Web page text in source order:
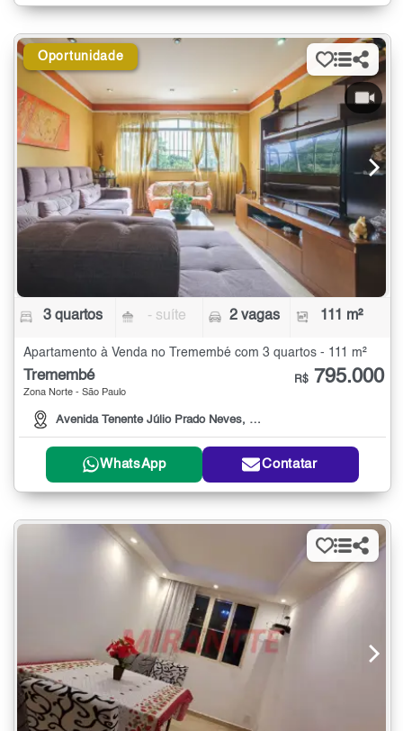
Oportunidade
3 quartos - suíte 2 vagas 111 m²
Apartamento à Venda no Tremembé com 3 quartos - 111 m²
Tremembé
Zona Norte - São Paulo
Avenida Tenente Júlio Prado Neves, 120
R$ 795.000
WhatsApp Contatar